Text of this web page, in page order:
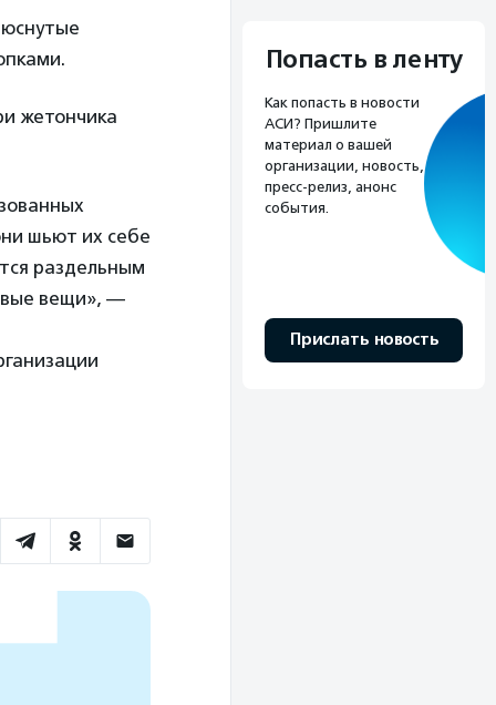
жетончика
шьют их себе
раздельным
вещи», —
Попасть в ленту
Как попасть в новости
АСИ? Пришлите
материал о вашей
организации, новость,
пресс-релиз, анонс
события.
Прислать новость